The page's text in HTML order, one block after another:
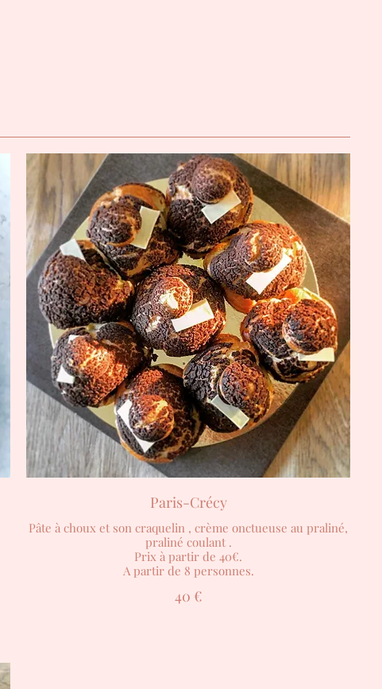
Paris-Crécy
Pâte à choux et son craquelin , crème onctueuse au praliné,
praliné coulant .
Prix à partir de 40€.
A partir de 8 personnes.
40 €